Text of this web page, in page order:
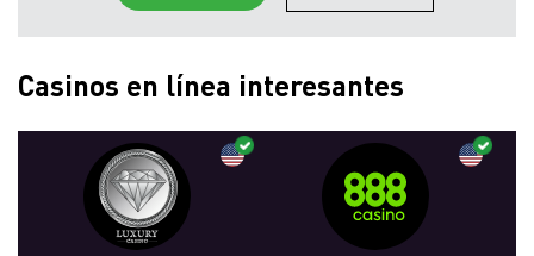
Casinos en línea interesantes